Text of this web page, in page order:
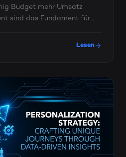
Budget mehr Umsatz
sind das Fundament für
Lesen